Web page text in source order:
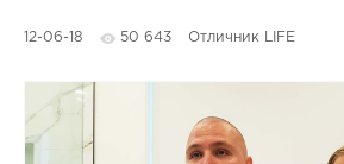
12-06-18 50 643 Отличник LIFE